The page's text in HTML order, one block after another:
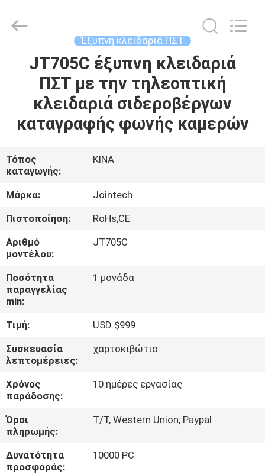
ΣΠΊΤΙ
ΠΡΟΪΌΝΤΑ
ΕΜΦΆΝΙΣΗ
VR
ΠΕΡΊΠΟΥ
ΕΜΕΊΣ
ΓΎΡΟΣ
ΕΡΓΟΣΤΑΣΊΩΝ
ΈΛΕΓΧΟΣ
ΜΑΣ
ΕΛΆΤΕ
ΣΕ
ΕΠΑΦΉ
ΜΕ
Έξυπνη κλειδαριά ΠΣΤ
JT705C έξυπνη κλειδαριά
ΠΣΤ με την τηλεοπτική
κλειδαριά σιδεροβέργων
καταγραφής φωνής καμερών
Τόπος
καταγωγής:
ΚΙΝΑ
Μάρκα:
Jointech
Πιστοποίηση:
RoHs,CE
Αριθμό
μοντέλου:
JT705C
Ποσότητα
παραγγελίας
min:
1 μονάδα
Τιμή:
USD $999
Συσκευασία
λεπτομέρειες:
χαρτοκιβώτιο
Χρόνος
παράδοσης:
10 ημέρες εργασίας
Όροι
πληρωμής:
T/T, Western Union, Paypal
Δυνατότητα
προσφοράς:
10000 PC